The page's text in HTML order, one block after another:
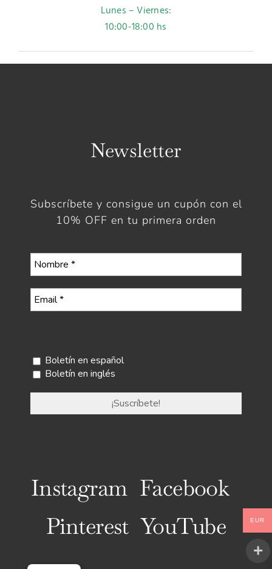
Lunes – Viernes:
10:00-18:00 hs
Newsletter
Subscríbete y consigue un cupón con el
10% OFF en tu primera orden
Boletín en español
Boletín en inglés
Instagram Facebook
Pinterest YouTube EUR